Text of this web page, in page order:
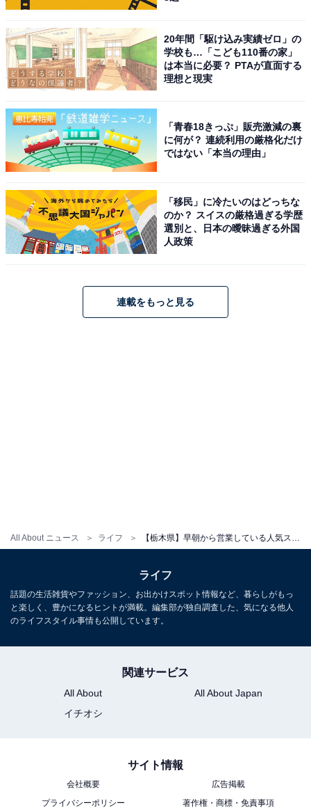
All About ニュース ライフ
「市営もとゆ温泉」公式Webサイトより
風呂風の露天風呂」を楽しめます。公共施設ながら清掃
料金
平日：500円（17時以降400円）
土・日・祝：500円（17時以降400円）
【栃木県の人気温泉】「市営もとゆ温泉」は
早朝7時から営業する開放感あふれる内湯と
露天風呂が自慢の施設
20年間「駆け込み実績ゼロ」の
学校も…「こども110番の家」
は本当に必要？ PTAが直面する
理想と現実
「青春18きっぷ」販売激減の裏
に何が？ 連続利用の厳格化だけ
ではない「本当の理由」
「移民」に冷たいのはどっちな
のか？ スイスの厳格過ぎる学歴
選別と、日本の曖昧過ぎる外国
人政策
連載をもっと見る
ライフ
話題の生活雑貨やファッション、お出かけスポット情報など、暮らしがもっ
と楽しく、豊かになるヒントが満載。編集部が独自調査した、気になる他人
のライフスタイル事情も公開しています。
関連サービス
All About
All About Japan
イチオシ
サイト情報
会社概要
広告掲載
プライバシーポリシー
著作権・商標・免責事項